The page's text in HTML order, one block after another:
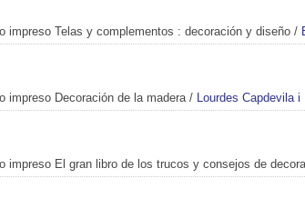
Telas y complementos : decoración y diseño /
Decoración de la madera / Lourdes Capdevila i
El gran libro de los trucos y consejos de